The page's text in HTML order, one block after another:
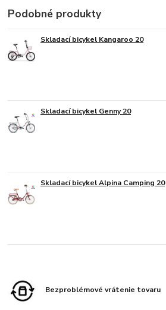
Podobné produkty
Skladací bicykel Kangaroo 20
Skladací bicykel Genny 20
Skladací bicykel Alpina Camping 20
Bezproblémové vrátenie tovaru